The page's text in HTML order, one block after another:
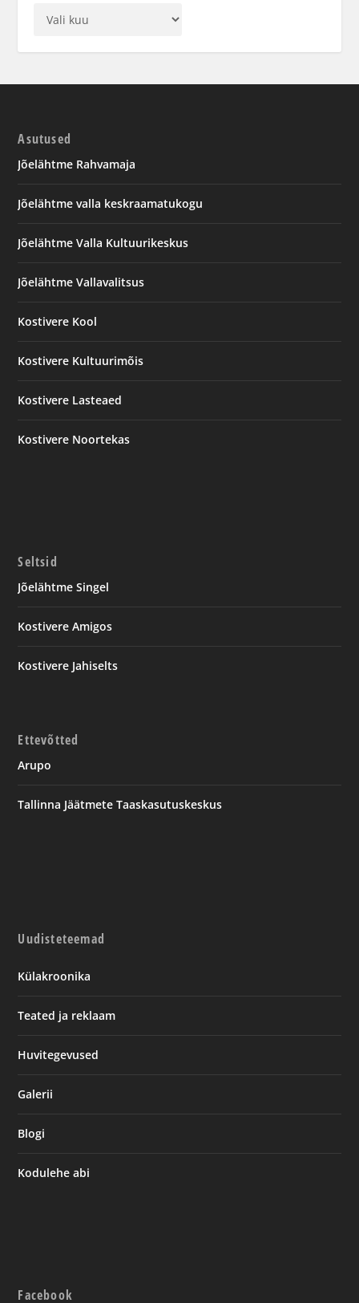
Asutused
Jõelähtme Rahvamaja
Jõelähtme valla keskraamatukogu
Jõelähtme Valla Kultuurikeskus
Jõelähtme Vallavalitsus
Kostivere Kool
Kostivere Kultuurimõis
Kostivere Lasteaed
Kostivere Noortekas
Seltsid
Jõelähtme Singel
Kostivere Amigos
Kostivere Jahiselts
Ettevõtted
Arupo
Tallinna Jäätmete Taaskasutuskeskus
Uudisteteemad
Külakroonika
Teated ja reklaam
Huvitegevused
Galerii
Blogi
Kodulehe abi
Facebook